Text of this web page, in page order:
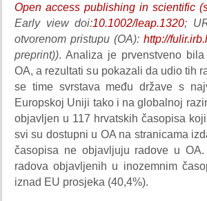
Open access publishing in scientific
Early view doi:10.1002/leap.1320;
otvorenom pristupu (OA):http://
preprint)). Analiza je prvenstveno
OA, a rezultati su pokazali da udio tih
se time svrstava među države s
Europskoj Uniji tako i na globalnoj
objavljen u 117 hrvatskih časopisa
svi su dostupni u OA na stranicama
časopisa ne objavljuju radove u
radova objavljenih u inozemnim
iznad EU prosjeka (40,4%).